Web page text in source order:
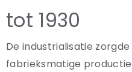
tot 1930
De industrialisatie
fabrieksmatige